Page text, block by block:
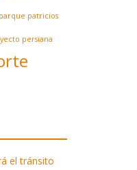
parque patricios
persiana
el tránsito